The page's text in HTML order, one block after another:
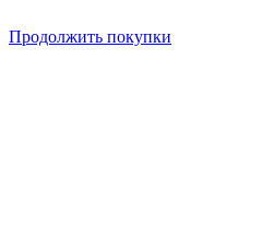
Продолжить покупки